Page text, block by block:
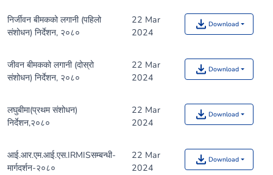
निर्जीवन बीमकको लगानी (पहिलो
संशोधन) निर्देशन, २०८०
22 Mar
2024
Download
जीवन बीमकको लगानी (दोस्रो
संशोधन) निर्देशन, २०८०
22 Mar
2024
Download
लघुबीमा(प्रथम संशोधन)
निर्देशन,२०८०
22 Mar
2024
Download
आई.आर.एम.आई.एस.IRMISसम्बन्धी-
मार्गदर्शन-२०८०
22 Mar
2024
Download